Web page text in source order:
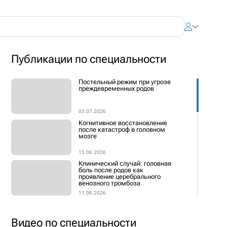
Публикации по специальности
Постельный режим при угрозе
преждевременных родов
03.07.2026
Когнитивное восстановление
после катастроф в головном
мозге
15.06.2026
Клинический случай: головная
боль после родов как
проявление церебрального
венозного тромбоза
11.06.2026
Видео по специальности